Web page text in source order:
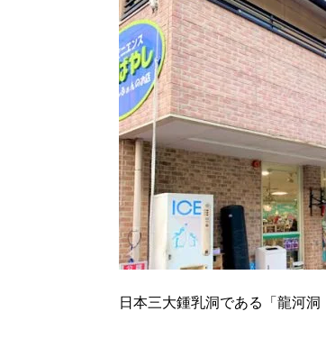
日本三大鍾乳洞である「龍河